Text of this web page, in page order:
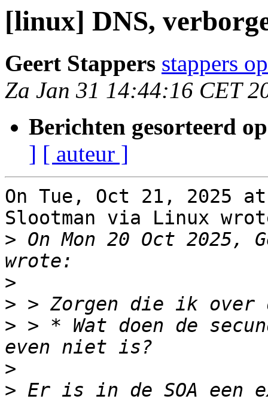
[linux] DNS,
Geert Stappers stappers
Za Jan 31 14:44:16 CET
Berichten gesorteerd
] [ auteur ]
On Tue, Oct 21, 2025
Slootman via Linux
> On Mon 20 Oct 2025,
>
>
> > * Wat doen de
>
> Er is in de SOA een